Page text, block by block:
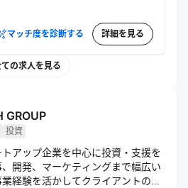
マッチ度を診断する 詳細を見る
の求人を見る
GROUP
投資
アップ企業を中心に投資・支援を
開発、マーケティングまで幅広い
経験を活かしてクライアントの成